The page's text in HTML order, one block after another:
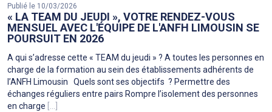
Publié le 10/03/2026
« LA TEAM DU JEUDI », VOTRE RENDEZ-VOUS
MENSUEL AVEC L'ÉQUIPE DE L'ANFH LIMOUSIN SE
POURSUIT EN 2026
A qui s’adresse cette « TEAM du jeudi » ? A toutes les personnes en
charge de la formation au sein des établissements adhérents de
l’ANFH Limousin Quels sont ses objectifs ? Permettre des
échanges réguliers entre pairs Rompre l’isolement des personnes
en charge [...]